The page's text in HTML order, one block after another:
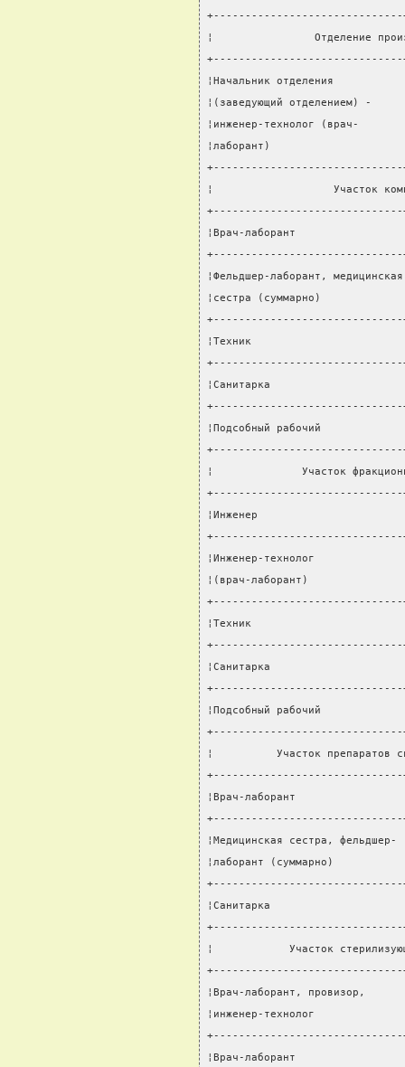
+------------------------------
¦                Отделение
+------------------------------
¦Начальник отделения
¦(заведующий
¦инженер-технолог
¦лаборант)
+------------------------------
¦                   Участок
+------------------------------
¦Врач-лаборант
+------------------------------
¦Фельдшер-лаборант,
¦сестра (суммарно)
+------------------------------
¦Техник
+------------------------------
¦Санитарка
+------------------------------
¦Подсобный рабочий
+------------------------------
¦              Участок
+------------------------------
¦Инженер
+------------------------------
¦Инженер-технолог
¦(врач-лаборант)
+------------------------------
¦Техник
+------------------------------
¦Санитарка
+------------------------------
¦Подсобный рабочий
+------------------------------
¦          Участок препаратов
+------------------------------
¦Врач-лаборант
+------------------------------
¦Медицинская сестра,
¦лаборант (суммарно)
+------------------------------
¦Санитарка
+------------------------------
¦            Участок
+------------------------------
¦Врач-лаборант,
¦инженер-технолог
+------------------------------
¦Врач-лаборант